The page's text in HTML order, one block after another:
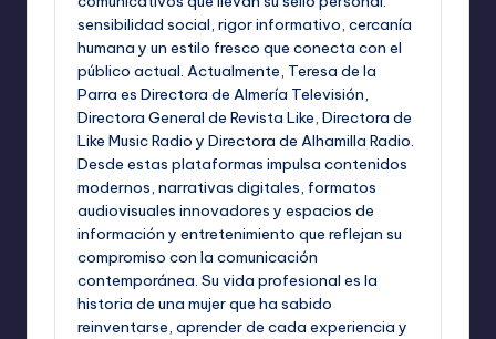
sensibilidad social, rigor informativo, cercanía
humana y un estilo fresco que conecta con el
público actual. Actualmente, Teresa de la
Parra es Directora de Almería Televisión,
Directora General de Revista Like, Directora de
Like Music Radio y Directora de Alhamilla Radio.
Desde estas plataformas impulsa contenidos
modernos, narrativas digitales, formatos
audiovisuales innovadores y espacios de
información y entretenimiento que reflejan su
compromiso con la comunicación
contemporánea. Su vida profesional es la
historia de una mujer que ha sabido
reinventarse, aprender de cada experiencia y